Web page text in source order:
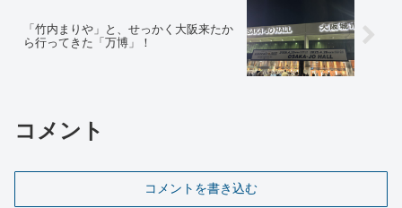
「竹内まりや」と、せっかく大阪来たか
ら行ってきた「万博」！
コメント
コメントを書き込む